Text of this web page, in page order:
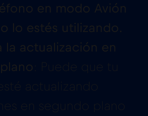
en modo Avión
lo estés utilizando.
la actualización en
: Puede que tu
actualizando
en segundo plano